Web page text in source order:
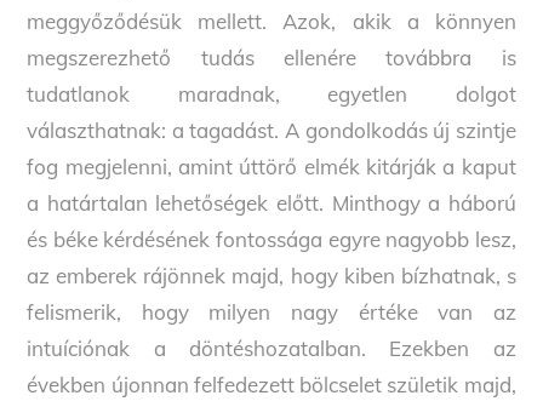
meggyőződésük mellett. Azok, akik a könnyen
megszerezhető tudás ellenére továbbra is
tudatlanok maradnak, egyetlen dolgot
választhatnak: a tagadást. A gondolkodás új szintje
fog megjelenni, amint úttörő elmék kitárják a kaput
a határtalan lehetőségek előtt. Minthogy a háború
és béke kérdésének fontossága egyre nagyobb lesz,
az emberek rájönnek majd, hogy kiben bízhatnak, s
felismerik, hogy milyen nagy értéke van az
intuíciónak a döntéshozatalban. Ezekben az
években újonnan felfedezett bölcselet születik majd,